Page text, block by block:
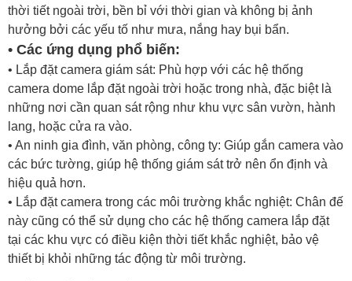
thời tiết ngoài trời, bền bỉ với thời gian và không bị ảnh
hưởng bởi các yếu tố như mưa, nắng hay bụi bẩn.
• Các ứng dụng phổ biến:
• Lắp đặt camera giám sát: Phù hợp với các hệ thống
camera dome lắp đặt ngoài trời hoặc trong nhà, đặc biệt là
những nơi cần quan sát rộng như khu vực sân vườn, hành
lang, hoặc cửa ra vào.
• An ninh gia đình, văn phòng, công ty: Giúp gắn camera vào
các bức tường, giúp hệ thống giám sát trở nên ổn định và
hiệu quả hơn.
• Lắp đặt camera trong các môi trường khắc nghiệt: Chân đế
này cũng có thể sử dụng cho các hệ thống camera lắp đặt
tại các khu vực có điều kiện thời tiết khắc nghiệt, bảo vệ
thiết bị khỏi những tác động từ môi trường.